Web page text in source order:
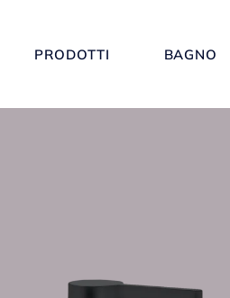
PRODOTTI BAGNO